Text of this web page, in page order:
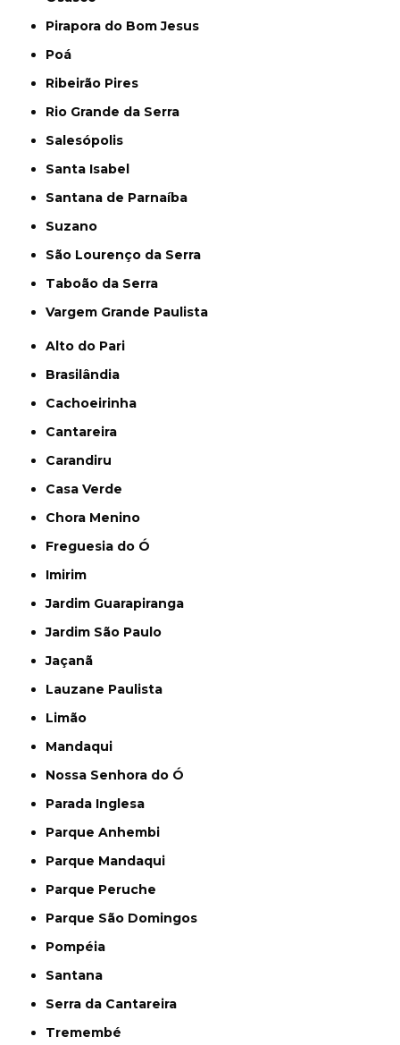
Pirapora do Bom Jesus
Poá
Ribeirão Pires
Rio Grande da Serra
Salesópolis
Santa Isabel
Santana de Parnaíba
Suzano
São Lourenço da Serra
Taboão da Serra
Vargem Grande Paulista
Alto do Pari
Brasilândia
Cachoeirinha
Cantareira
Carandiru
Casa Verde
Chora Menino
Freguesia do Ó
Imirim
Jardim Guarapiranga
Jardim São Paulo
Jaçanã
Lauzane Paulista
Limão
Mandaqui
Nossa Senhora do Ó
Parada Inglesa
Parque Anhembi
Parque Mandaqui
Parque Peruche
Parque São Domingos
Pompéia
Santana
Serra da Cantareira
Tremembé